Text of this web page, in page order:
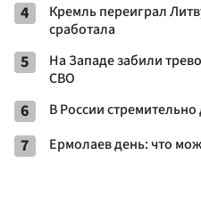
4
Кремль переиграл
сработала
5
На Западе забили
СВО
6 В России
7 Ермолаев день: что